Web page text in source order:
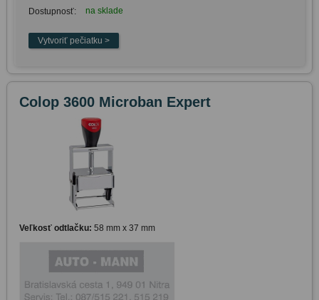
Dostupnosť: na sklade
Colop 3600 Microban Expert
Veľkosť odtlačku: 58 mm x 37 mm